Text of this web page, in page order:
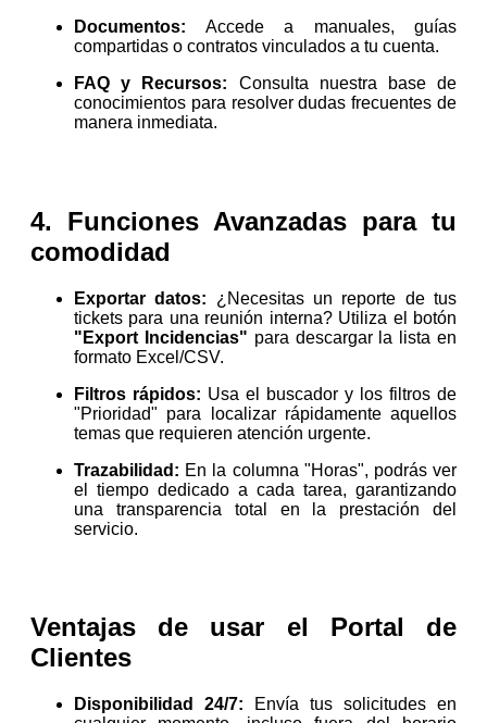
Documentos: Accede a manuales, guías
compartidas o contratos vinculados a tu cuenta.
FAQ y Recursos: Consulta nuestra base de
conocimientos para resolver dudas frecuentes de
manera inmediata.
4. Funciones Avanzadas para tu
comodidad
Exportar datos: ¿Necesitas un reporte de tus
tickets para una reunión interna? Utiliza el botón
"Export Incidencias" para descargar la lista en
formato Excel/CSV.
Filtros rápidos: Usa el buscador y los filtros de
"Prioridad" para localizar rápidamente aquellos
temas que requieren atención urgente.
Trazabilidad: En la columna "Horas", podrás ver
el tiempo dedicado a cada tarea, garantizando
una transparencia total en la prestación del
servicio.
Ventajas de usar el Portal de
Clientes
Disponibilidad 24/7: Envía tus solicitudes en